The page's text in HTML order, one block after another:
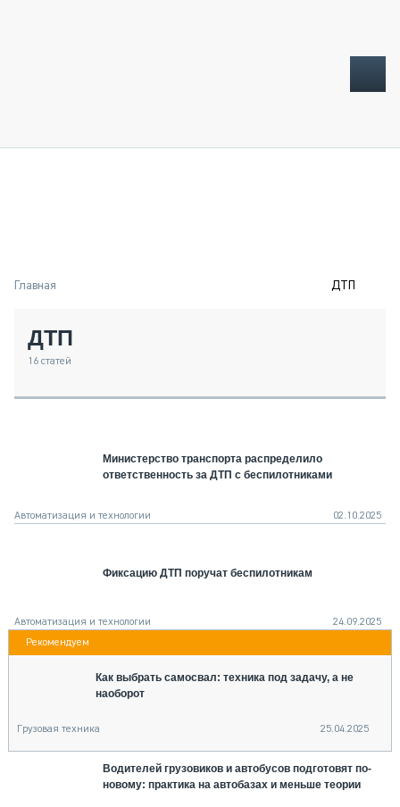
МЕРОПРИЯТИЯ
О ПРОЕКТЕ
Главная ДТП
ДТП
16 статей
Министерство транспорта распределило
ответственность за ДТП с беспилотниками
Автоматизация и технологии 02.10.2025
Фиксацию ДТП поручат беспилотникам
Автоматизация и технологии 24.09.2025
Как выбрать самосвал: техника под задачу, а не
наоборот
Грузовая техника 25.04.2025
Водителей грузовиков и автобусов подготовят по-
новому: практика на автобазах и меньше теории